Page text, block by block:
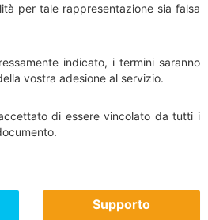
per tale rappresentazione sia falsa
indicato, i termini saranno
vostra adesione al servizio.
di essere vincolato da tutti i
Supporto